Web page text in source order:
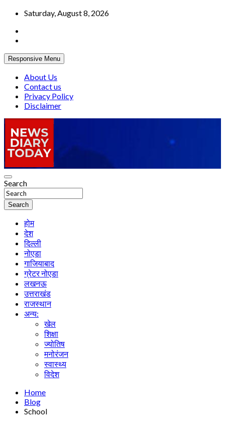
Skip
content
Saturday, August 8, 2026
Responsive Menu
About Us
Contact us
Privacy Policy
Disclaimer
News Diary Today
Truth be told
Search
Search
होम
देश
दिल्ली
नोएडा
गाजियाबाद
ग्रेटर नोएडा
लखनऊ
उत्तराखंड
राजस्थान
अन्य:
खेल
शिक्षा
ज्योतिष
मनोरंजन
स्वास्थ्य
विदेश
Home
Blog
School